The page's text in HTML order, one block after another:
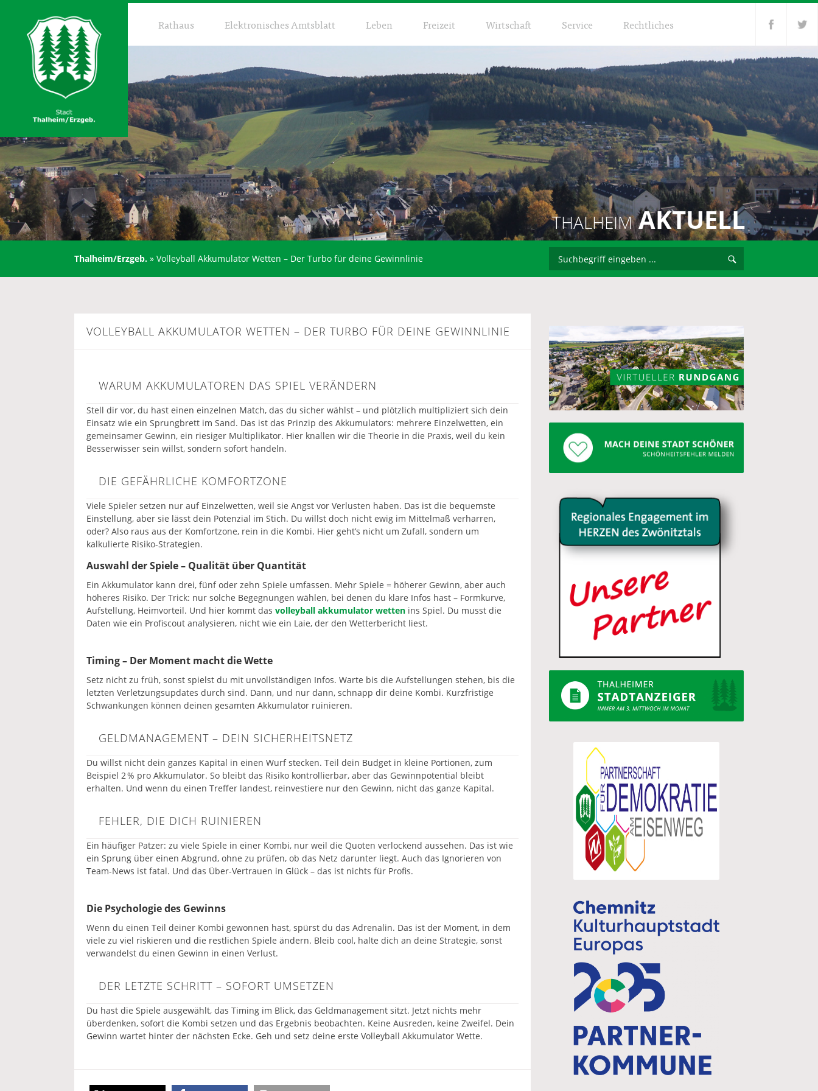
Rathaus Elektronisches Amtsblatt Leben Freizeit Wirtschaft Service Rechtliches
THALHEIMAKTUELL
Thalheim/Erzgeb. » Volleyball Akkumulator Wetten – Der Turbo für deine Gewinnlinie
VOLLEYBALL AKKUMULATOR WETTEN – DER TURBO FÜR DEINE GEWINNLINIE
WARUM AKKUMULATOREN DAS SPIEL VERÄNDERN
Stell dir vor, du hast einen einzelnen Match, das du sicher wählst – und plötzlich multipliziert sich dein
Einsatz wie ein Sprungbrett im Sand. Das ist das Prinzip des Akkumulators: mehrere Einzelwetten, ein
gemeinsamer Gewinn, ein riesiger Multiplikator. Hier knallen wir die Theorie in die Praxis, weil du kein
Besserwisser sein willst, sondern sofort handeln.
DIE GEFÄHRLICHE KOMFORTZONE
Viele Spieler setzen nur auf Einzelwetten, weil sie Angst vor Verlusten haben. Das ist die bequemste
Einstellung, aber sie lässt dein Potenzial im Stich. Du willst doch nicht ewig im Mittelmaß verharren,
oder? Also raus aus der Komfortzone, rein in die Kombi. Hier geht’s nicht um Zufall, sondern um
kalkulierte Risiko-Strategien.
Auswahl der Spiele – Qualität über Quantität
Ein Akkumulator kann drei, fünf oder zehn Spiele umfassen. Mehr Spiele = höherer Gewinn, aber auch
höheres Risiko. Der Trick: nur solche Begegnungen wählen, bei denen du klare Infos hast – Formkurve,
Aufstellung, Heimvorteil. Und hier kommt das volleyball akkumulator wetten ins Spiel. Du musst die
Daten wie ein Profiscout analysieren, nicht wie ein Laie, der den Wetterbericht liest.
Timing – Der Moment macht die Wette
Setz nicht zu früh, sonst spielst du mit unvollständigen Infos. Warte bis die Aufstellungen stehen, bis die
letzten Verletzungsupdates durch sind. Dann, und nur dann, schnapp dir deine Kombi. Kurzfristige
Schwankungen können deinen gesamten Akkumulator ruinieren.
GELDMANAGEMENT – DEIN SICHERHEITSNETZ
Du willst nicht dein ganzes Kapital in einen Wurf stecken. Teil dein Budget in kleine Portionen, zum
Beispiel 2 % pro Akkumulator. So bleibt das Risiko kontrollierbar, aber das Gewinnpotential bleibt
erhalten. Und wenn du einen Treffer landest, reinvestiere nur den Gewinn, nicht das ganze Kapital.
FEHLER, DIE DICH RUINIEREN
Ein häufiger Patzer: zu viele Spiele in einer Kombi, nur weil die Quoten verlockend aussehen. Das ist wie
ein Sprung über einen Abgrund, ohne zu prüfen, ob das Netz darunter liegt. Auch das Ignorieren von
Team-News ist fatal. Und das Über-Vertrauen in Glück – das ist nichts für Profis.
Die Psychologie des Gewinns
Wenn du einen Teil deiner Kombi gewonnen hast, spürst du das Adrenalin. Das ist der Moment, in dem
viele zu viel riskieren und die restlichen Spiele ändern. Bleib cool, halte dich an deine Strategie, sonst
verwandelst du einen Gewinn in einen Verlust.
DER LETZTE SCHRITT – SOFORT UMSETZEN
Du hast die Spiele ausgewählt, das Timing im Blick, das Geldmanagement sitzt. Jetzt nichts mehr
überdenken, sofort die Kombi setzen und das Ergebnis beobachten. Keine Ausreden, keine Zweifel. Dein
Gewinn wartet hinter der nächsten Ecke. Geh und setz deine erste Volleyball Akkumulator Wette.